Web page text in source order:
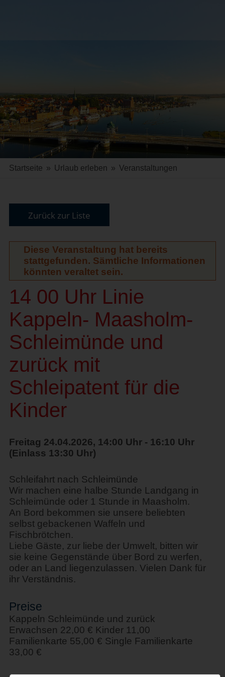
Startseite » Urlaub erleben » Veranstaltungen
Zurück zur Liste
Diese Veranstaltung hat bereits
stattgefunden. Sämtliche Informationen
könnten veraltet sein.
14 00 Uhr Linie
Kappeln- Maasholm-
Schleimünde und
zurück mit
Schleipatent für die
Kinder
Freitag 24.04.2026, 14:00 Uhr - 16:10 Uhr
(Einlass 13:30 Uhr)
Schleifahrt nach Schleimünde
Wir machen eine halbe Stunde Landgang in
Schleimünde oder 1 Stunde in Maasholm.
An Bord bekommen sie unsere beliebten
selbst gebackenen Waffeln und
Fischbrötchen.
Liebe Gäste, zur liebe der Umwelt, bitten wir
sie keine Gegenstände über Bord zu werfen,
oder an Land liegenzulassen. Vielen Dank für
ihr Verständnis.
Preise
Kappeln Schleimünde und zurück
Erwachsen 22,00 € Kinder 11,00
Familienkarte 55,00 € Single Familienkarte
33,00 €